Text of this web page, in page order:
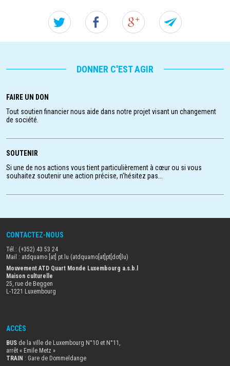
TwitterFacebookGoogle+
this
page
to
DONNER C'EST AGIR
FAIRE UN DON
Tout soutien financier nous aide dans notre projet visant un changement
de société.
SOUTENIR
Si une de nos actions vous tient particulièrement à cœur ou si vous
souhaitez soutenir une action précise, n’hésitez pas...
CONTACTEZ-NOUS
Tél.: (+352) 43 53 24
Mail : atdquamo [at] pt lu (atdquamo[at]pt[dot]lu)
Mouvement ATD Quart Monde Luxembourg a.s.b.l
Maison culturelle
25, rue de Beggen
L-1221 Luxembourg
ACCÈS
BUS de la ville de Luxembourg N°10 et N°11,
arrêt « Emile Metz »
TRAIN : Gare de Dommeldange